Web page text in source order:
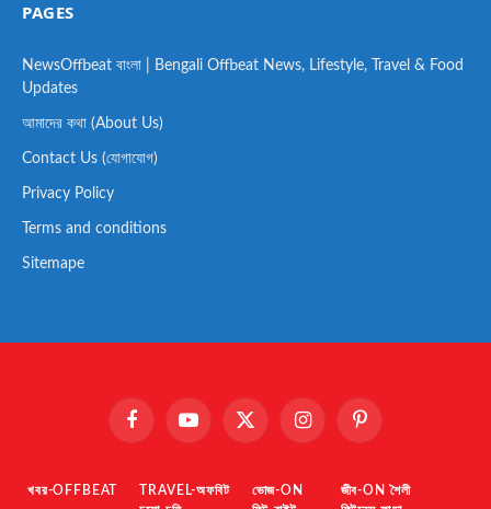
PAGES
NewsOffbeat বাংলা | Bengali Offbeat News, Lifestyle, Travel & Food
Updates
আমাদের কথা (About Us)
Contact Us (যোগাযোগ)
Privacy Policy
Terms and conditions
Sitemape
FacebookYouTube X
InstagramPinterest
খবর-OFFBEAT
TRAVEL-অফবিট
ভোজ-ON
জীব-ON শৈলী